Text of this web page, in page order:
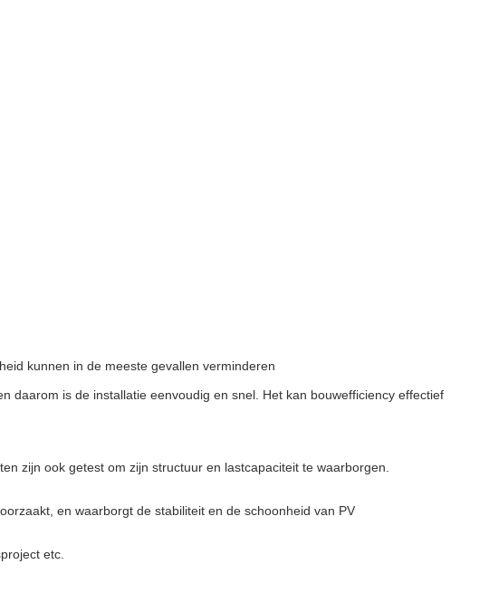
kunnen in de meeste gevallen verminderen
daarom is de installatie eenvoudig en snel. Het kan bouwefficiency effectief
zijn ook getest om zijn structuur en lastcapaciteit te waarborgen.
en waarborgt de stabiliteit en de schoonheid van PV
etc.